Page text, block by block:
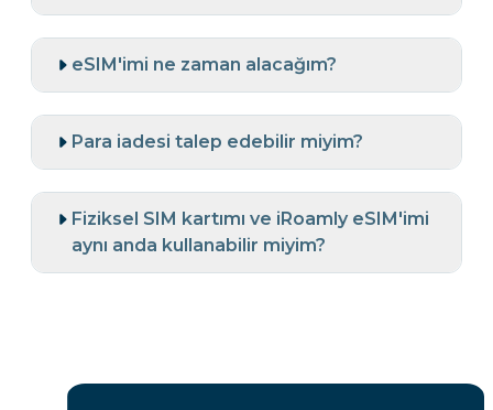
eSIM'imi ne zaman alacağım?
Para iadesi talep edebilir miyim?
Fiziksel SIM kartımı ve iRoamly eSIM'imi
aynı anda kullanabilir miyim?